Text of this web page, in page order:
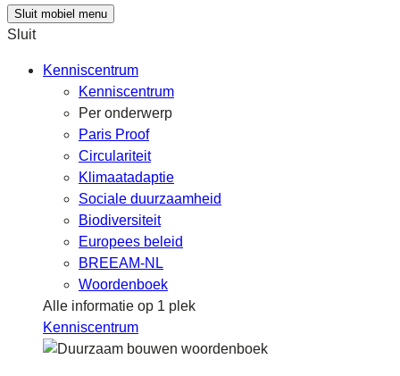
Sluit mobiel menu
Sluit
Kenniscentrum
Kenniscentrum
Per onderwerp
Paris Proof
Circulariteit
Klimaatadaptie
Sociale duurzaamheid
Biodiversiteit
Europees beleid
BREEAM-NL
Woordenboek
Alle informatie op 1 plek
Kenniscentrum